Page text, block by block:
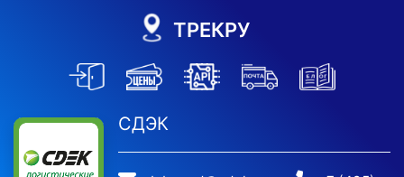
ТРЕКРУ
СДЭК